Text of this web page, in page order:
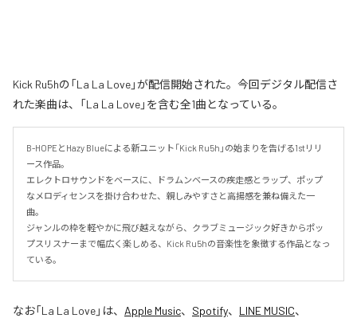
Kick Ru5hの「La La Love」が配信開始された。今回デジタル配信さ
れた楽曲は、「La La Love」を含む全1曲となっている。
B-HOPEとHazy Blueによる新ユニット「Kick Ru5h」の始まりを告げる1stリリ
ース作品。
エレクトロサウンドをベースに、ドラムンベースの疾走感とラップ、ポップ
なメロディセンスを掛け合わせた、親しみやすさと高揚感を兼ね備えた一
曲。
ジャンルの枠を軽やかに飛び越えながら、クラブミュージック好きからポッ
プスリスナーまで幅広く楽しめる、Kick Ru5hの音楽性を象徴する作品となっ
ている。
なお「La La Love」は、 Apple Music、 Spotify、 LINE MUSIC、